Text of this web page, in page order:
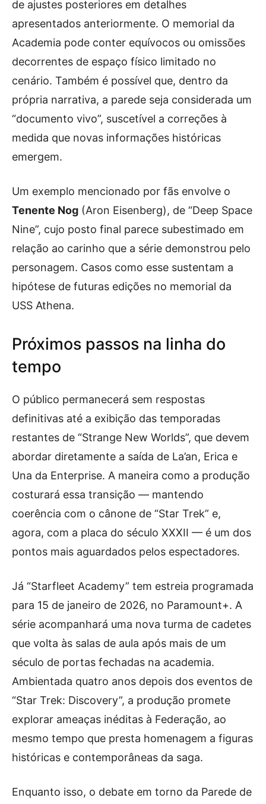
de ajustes posteriores em detalhes
apresentados anteriormente. O memorial da
Academia pode conter equívocos ou omissões
decorrentes de espaço físico limitado no
cenário. Também é possível que, dentro da
própria narrativa, a parede seja considerada um
“documento vivo”, suscetível a correções à
medida que novas informações históricas
emergem.
Um exemplo mencionado por fãs envolve o
Tenente Nog (Aron Eisenberg), de “Deep Space
Nine”, cujo posto final parece subestimado em
relação ao carinho que a série demonstrou pelo
personagem. Casos como esse sustentam a
hipótese de futuras edições no memorial da
USS Athena.
Próximos passos na linha do
tempo
O público permanecerá sem respostas
definitivas até a exibição das temporadas
restantes de “Strange New Worlds”, que devem
abordar diretamente a saída de La’an, Erica e
Una da Enterprise. A maneira como a produção
costurará essa transição — mantendo
coerência com o cânone de “Star Trek” e,
agora, com a placa do século XXXII — é um dos
pontos mais aguardados pelos espectadores.
Já “Starfleet Academy” tem estreia programada
para 15 de janeiro de 2026, no Paramount+. A
série acompanhará uma nova turma de cadetes
que volta às salas de aula após mais de um
século de portas fechadas na academia.
Ambientada quatro anos depois dos eventos de
“Star Trek: Discovery”, a produção promete
explorar ameaças inéditas à Federação, ao
mesmo tempo que presta homenagem a figuras
históricas e contemporâneas da saga.
Enquanto isso, o debate em torno da Parede de